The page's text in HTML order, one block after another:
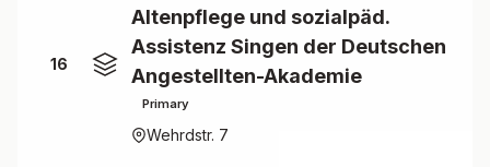
16
Altenpflege und sozialpäd.
Assistenz Singen der Deutschen
Angestellten-Akademie
Primary
Wehrdstr. 7